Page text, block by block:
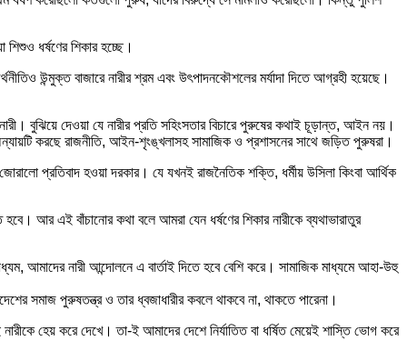
ধর্ষণের শিকার হচ্ছে।
উন্মুক্ত বাজারে নারীর শ্রম এবং উৎপাদনকৌশলের মর্যাদা দিতে আগ্রহী হয়েছে।
বুঝিয়ে দেওয়া যে নারীর প্রতি সহিংসতার বিচারে পুরুষের কথাই চূড়ান্ত, আইন নয়।
করছে রাজনীতি, আইন-শৃংঙ্খলাসহ সামাজিক ও প্রশাসনের সাথে জড়িত পুরুষরা।
প্রতিবাদ হওয়া দরকার। যে যখনই রাজনৈতিক শক্তি, ধর্মীয় উসিলা কিংবা আর্থিক
আর এই বাঁচানোর কথা বলে আমরা যেন ধর্ষণের শিকার নারীকে ব্যথাভারাতুর
আমাদের নারী আন্দোলনে এ বার্তাই দিতে হবে বেশি করে। সামাজিক মাধ্যমে আহা-উহু
সমাজ পুরুষতন্ত্র ও তার ধ্বজাধারীর কবলে থাকবে না, থাকতে পারেনা।
হেয় করে দেখে। তা-ই আমাদের দেশে নির্যাতিত বা ধর্ষিত মেয়েই শাস্তি ভোগ করে